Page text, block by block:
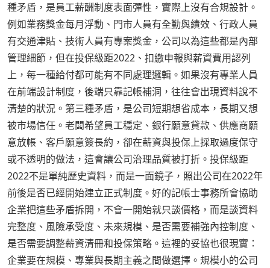
種矛盾，是員工薪酬制度表面彈性，實際上沒有合規設計。
例如業務獎金每月浮動、門市人員有全勤與績效、行政人員
有交通津貼、技術人員有專案獎金，公司以為這些都是內部
管理細節，但在投保級距2022、扣繳申報與薪資費用認列
上，每一種給付都可能有不同處理邏輯。如果沒有專業人員
在前端設計制度，後端只靠記帳補洞，往往會出現資料說不
清楚的狀況。第三種矛盾，是公司短期想省成本，長期又想
被市場信任。老闆希望員工穩定、銀行願意貸款、供應商願
意放帳、客戶願意簽長約，卻在薪資與投保上採取過度保守
或不透明的做法，這會讓公司治理品質被打折。投保級距
2022不是單純歷史資料，而是一面鏡子，照出公司在2022年
前後是否已經開始建立正式制度。好的記帳士事務所會協助
企業把這些矛盾拆開，不會一開始就只談價格，而是談資料
完整度、風險承受度、未來規模、是否需要補強內控制度、
是否需要調整薪資清冊和投保策略。這裡的妥協也很現實：
企業要在規模、專業與長期主義之間做選擇。規模小的公司